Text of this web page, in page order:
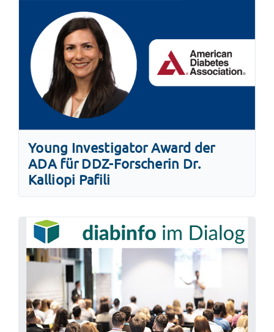
Young Investigator Award der
ADA für DDZ-Forscherin Dr.
Kalliopi Pafili